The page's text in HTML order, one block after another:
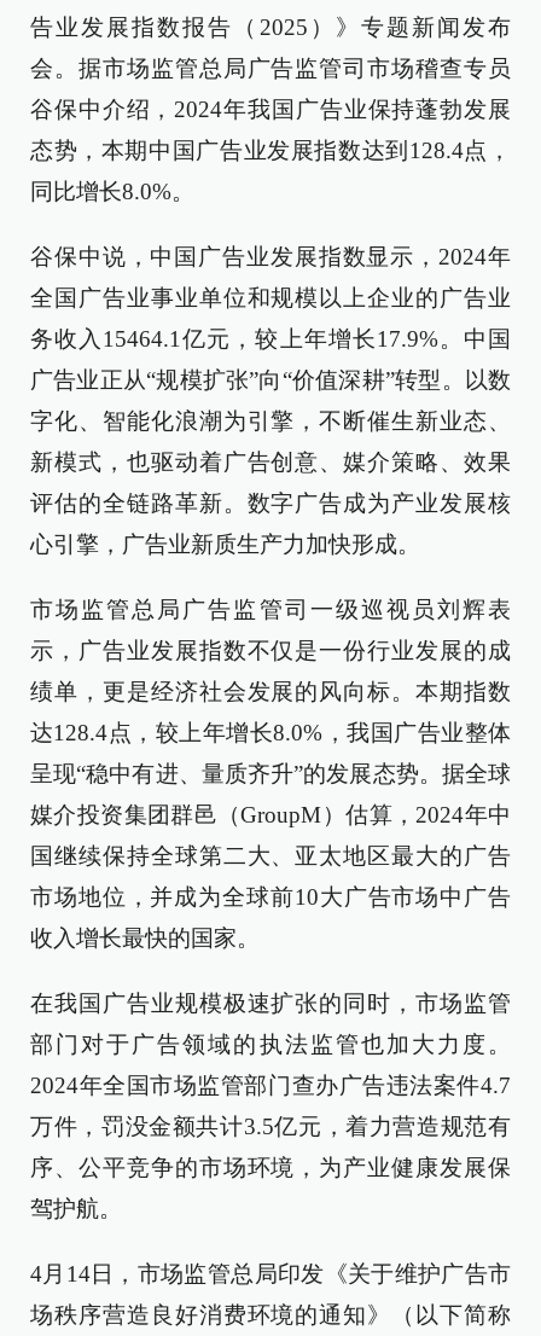
告业发展指数报告（2025）》专题新闻发布
会。据市场监管总局广告监管司市场稽查专员
谷保中介绍，2024年我国广告业保持蓬勃发展
态势，本期中国广告业发展指数达到128.4点，
同比增长8.0%。
谷保中说，中国广告业发展指数显示，2024年
全国广告业事业单位和规模以上企业的广告业
务收入15464.1亿元，较上年增长17.9%。中国
广告业正从“规模扩张”向“价值深耕”转型。以数
字化、智能化浪潮为引擎，不断催生新业态、
新模式，也驱动着广告创意、媒介策略、效果
评估的全链路革新。数字广告成为产业发展核
心引擎，广告业新质生产力加快形成。
市场监管总局广告监管司一级巡视员刘辉表
示，广告业发展指数不仅是一份行业发展的成
绩单，更是经济社会发展的风向标。本期指数
达128.4点，较上年增长8.0%，我国广告业整体
呈现“稳中有进、量质齐升”的发展态势。据全球
媒介投资集团群邑（GroupM）估算，2024年中
国继续保持全球第二大、亚太地区最大的广告
市场地位，并成为全球前10大广告市场中广告
收入增长最快的国家。
在我国广告业规模极速扩张的同时，市场监管
部门对于广告领域的执法监管也加大力度。
2024年全国市场监管部门查办广告违法案件4.7
万件，罚没金额共计3.5亿元，着力营造规范有
序、公平竞争的市场环境，为产业健康发展保
驾护航。
4月14日，市场监管总局印发《关于维护广告市
场秩序营造良好消费环境的通知》（以下简称